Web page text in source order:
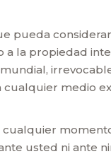
pueda
la propiedad
medio
usted ni